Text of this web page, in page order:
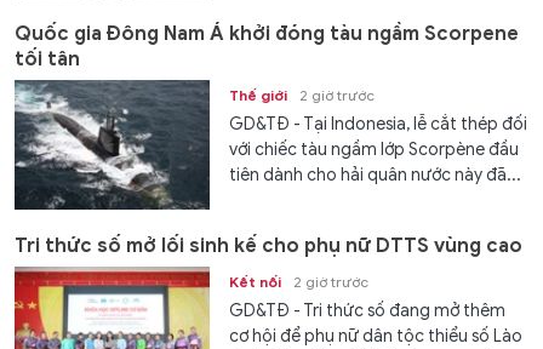
Quốc gia Đông Nam Á khởi đóng tàu ngầm Scorpene
tối tân
Thế giới 2 giờ trước
GD&TĐ - Tại Indonesia, lễ cắt thép đối
với chiếc tàu ngầm lớp Scorpène đầu
tiên dành cho hải quân nước này đã...
Tri thức số mở lối sinh kế cho phụ nữ DTTS vùng cao
Kết nối 2 giờ trước
GD&TĐ - Tri thức số đang mở thêm
cơ hội để phụ nữ dân tộc thiểu số Lào